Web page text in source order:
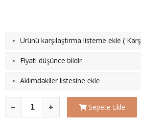
· Ürünü karşılaştırma listeme ekle (
· Fiyatı düşünce bildir
· Aklımdakiler listesine ekle
Sepete Ekle